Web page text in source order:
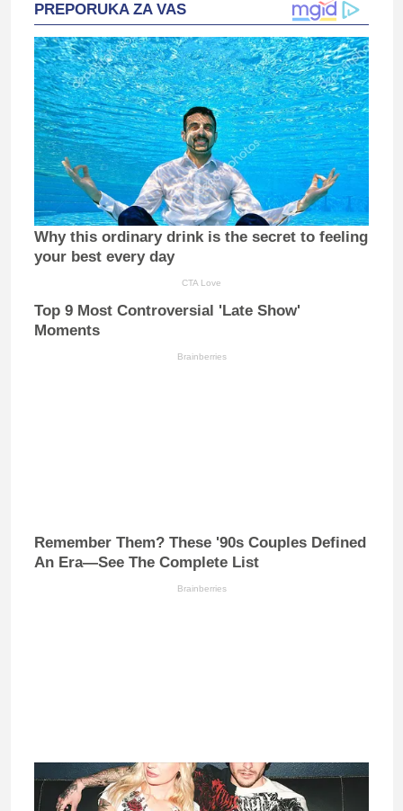
PREPORUKA ZA VAS
Why this ordinary drink is the secret to feeling
your best every day
CTA Love
Top 9 Most Controversial 'Late Show'
Moments
Brainberries
Remember Them? These '90s Couples Defined
An Era—See The Complete List
Brainberries